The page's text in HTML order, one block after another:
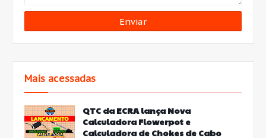
Mais acessadas
QTC da ECRA lança Nova
Calculadora Flowerpot e
Calculadora de Chokes de Cabo